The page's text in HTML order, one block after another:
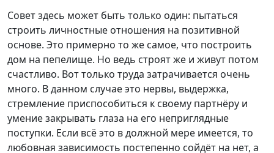
Совет здесь может быть только один: пытаться
строить личностные отношения на позитивной
основе. Это примерно то же самое, что построить
дом на пепелище. Но ведь строят же и живут потом
счастливо. Вот только труда затрачивается очень
много. В данном случае это нервы, выдержка,
стремление приспособиться к своему партнёру и
умение закрывать глаза на его неприглядные
поступки. Если всё это в должной мере имеется, то
любовная зависимость постепенно сойдёт на нет, а